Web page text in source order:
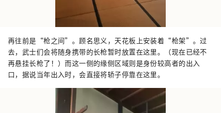
再往前是“枪之间”。顾名思义，天花板上安装着“枪架”。过
去，武士们会将随身携带的长枪暂时放置在这里。（现在已经不
再悬挂长枪了！）而这一侧的缘侧区域则是身份较高者的出入
口，据说当年出入时，会直接将轿子停靠在这里。